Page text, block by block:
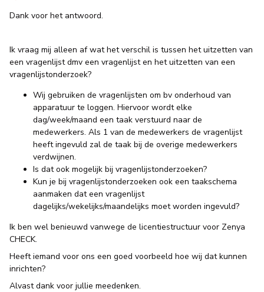
Dank voor het antwoord.
Ik vraag mij alleen af wat het verschil is tussen het uitzetten van
een vragenlijst dmv een vragenlijst en het uitzetten van een
vragenlijstonderzoek?
Wij gebruiken de vragenlijsten om bv onderhoud van
apparatuur te loggen. Hiervoor wordt elke
dag/week/maand een taak verstuurd naar de
medewerkers. Als 1 van de medewerkers de vragenlijst
heeft ingevuld zal de taak bij de overige medewerkers
verdwijnen.
Is dat ook mogelijk bij vragenlijstonderzoeken?
Kun je bij vragenlijstonderzoeken ook een taakschema
aanmaken dat een vragenlijst
dagelijks/wekelijks/maandelijks moet worden ingevuld?
Ik ben wel benieuwd vanwege de licentiestructuur voor Zenya
CHECK.
Heeft iemand voor ons een goed voorbeeld hoe wij dat kunnen
inrichten?
Alvast dank voor jullie meedenken.